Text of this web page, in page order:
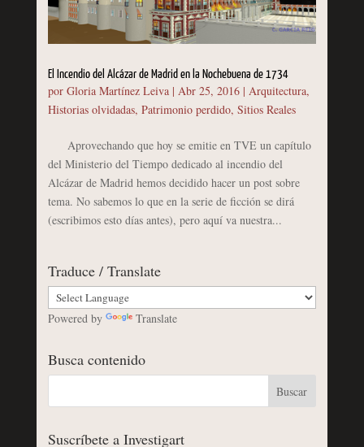
El Incendio del Alcázar de Madrid en la Nochebuena de 1734
por Gloria Martínez Leiva| Abr 25, 2016| Arquitectura,
Historias olvidadas, Patrimonio perdido, Sitios Reales
Aprovechando que hoy se emitie en TVE un capítulo
del Ministerio del Tiempo dedicado al incendio del
Alcázar de Madrid hemos decidido hacer un post sobre
tema. No sabemos lo que en la serie de ficción se dirá
(escribimos esto días antes), pero aquí va nuestra...
Traduce / Translate
Powered by Translate
Busca contenido
Suscríbete a Investigart